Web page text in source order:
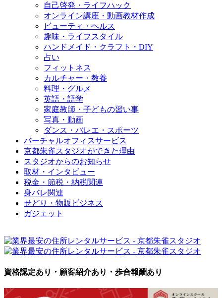
自己啓発・ライフハック
オンライン講座・動画教材作成
ビューティ・ヘルス
趣味・ライフスタイル
ハンドメイド・クラフト・DIY
占い
フィットネス
カルチャー・教養
料理・グルメ
英語・語学
家庭教師・子どもの習い事
写真・動画
ダンス・バレエ・スポーツ
バーチャルオフィスサービス
京都朱雀スタジオができた理由
スタジオからのお知らせ
取材・インタビュー
税金・節税・納税関連
身バレ関連
せどり・物販ビジネス
ガジェット
資格認定あり・顧客紹介あり・歩合報酬あり